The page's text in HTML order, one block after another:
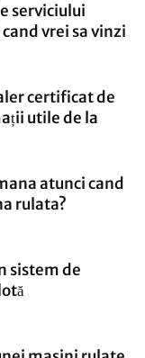
serviciului
vrei sa vinzi
certificat de
utile de la
atunci cand
rulata?
sistem de